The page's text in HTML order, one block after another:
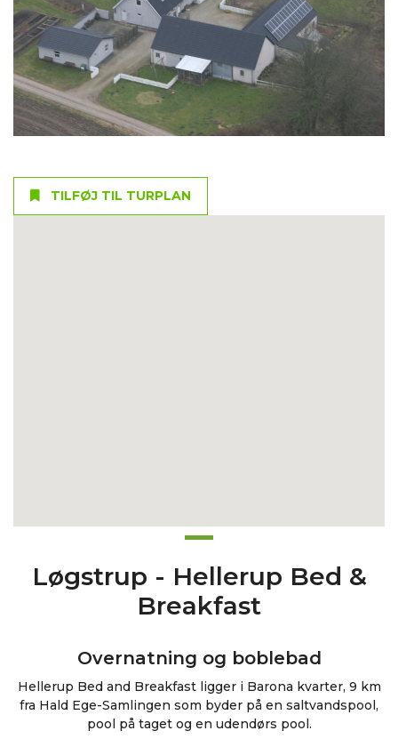
TILFØJ TIL TURPLAN
Løgstrup - Hellerup Bed &
Breakfast
Overnatning og boblebad
Hellerup Bed and Breakfast ligger i Barona kvarter, 9 km
fra Hald Ege-Samlingen som byder på en saltvandspool,
pool på taget og en udendørs pool.